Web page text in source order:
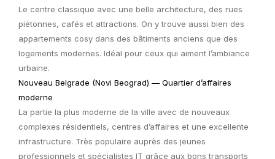
Le centre classique avec une belle architecture, des rues
piétonnes, cafés et attractions. On y trouve aussi bien des
appartements cosy dans des bâtiments anciens que des
logements modernes. Idéal pour ceux qui aiment l’ambiance
urbaine.
Nouveau Belgrade (Novi Beograd) — Quartier d’affaires
moderne
La partie la plus moderne de la ville avec de nouveaux
complexes résidentiels, centres d’affaires et une excellente
infrastructure. Très populaire auprès des jeunes
professionnels et spécialistes IT grâce aux bons transports